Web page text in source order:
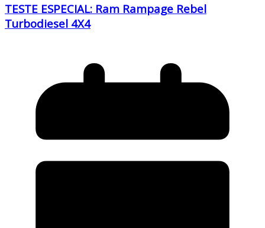
TESTE ESPECIAL: Ram Rampage Rebel
Turbodiesel 4X4